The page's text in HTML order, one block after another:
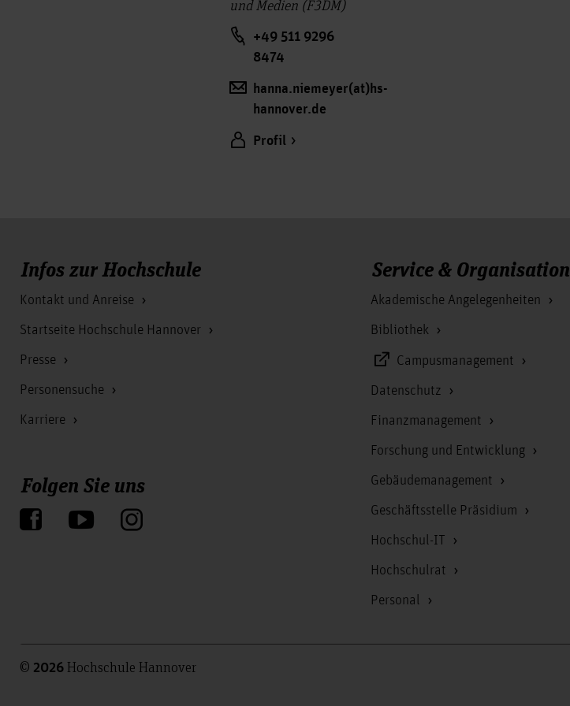
und Medien (F3DM)
+49 511 9296
8474
hanna.niemeyer(at)hs-
hannover.de
Profil
Infos zur Hochschule
Kontakt und Anreise
Startseite Hochschule Hannover
Presse
Personensuche
Karriere
Folgen Sie uns
Service & Organisation
Akademische Angelegenheiten
Bibliothek
Campusmanagement
Datenschutz
Finanzmanagement
Forschung und Entwicklung
Gebäudemanagement
Geschäftsstelle Präsidium
Hochschul-IT
Hochschulrat
Personal
© 2026 Hochschule Hannover